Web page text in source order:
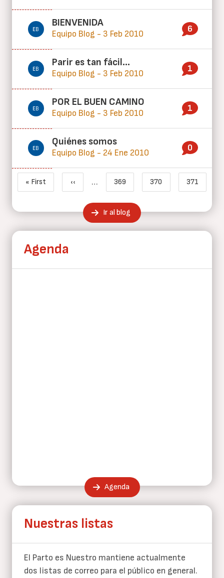
BIENVENIDA
Equipo Blog - 3 Feb 2010 6
Parir es tan fácil...
Equipo Blog - 3 Feb 2010 1
POR EL BUEN CAMINO
Equipo Blog - 3 Feb 2010 1
Quiénes somos
Equipo Blog - 24 Ene 2010 0
Paginación
Primera página
« First
Página anterior
‹‹ … Page
369
Page
370
Página
371
Ir al blog
Agenda
Agenda
Nuestras listas
El Parto es Nuestro mantiene actualmente
dos listas de correo para el público en general.